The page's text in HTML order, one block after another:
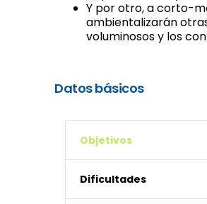
Y por otro, a corto-
ambientalizarán
voluminosos y los
Datos básicos
Objetivos
Dificultades